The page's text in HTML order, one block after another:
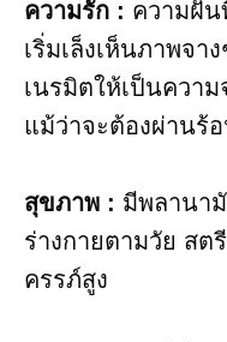
ความรัก : ความฝั
เริ่มเล็งเห็นภาพจา
เนรมิตให้เป็นควา
แม้ว่าจะต้องผ่านร้
สุขภาพ : มีพลานา
ร่างกายตามวัย สต
ครรภ์สูง